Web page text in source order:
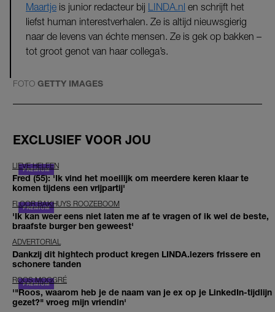
Maartje is junior redacteur bij LINDA.nl en schrijft het
liefst human interestverhalen. Ze is altijd nieuwsgierig
naar de levens van échte mensen. Ze is gek op bakken –
tot groot genot van haar collega’s.
FOTO GETTY IMAGES
EXCLUSIEF VOOR JOU
LIEVE HELEEN
Fred (55): 'Ik vind het moeilijk om meerdere keren klaar te
komen tijdens een vrijpartij'
FLOOR BAKHUYS ROOZEBOOM
'Ik kan weer eens niet laten me af te vragen of ik wel de beste,
braafste burger ben geweest'
ADVERTORIAL
Dankzij dit hightech product kregen LINDA.lezers frissere en
schonere tanden
ROOS MOGGRÉ
'"Roos, waarom heb je de naam van je ex op je LinkedIn-tijdlijn
gezet?" vroeg mijn vriendin'